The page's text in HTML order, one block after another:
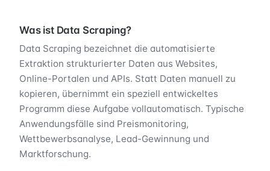
Was ist Data Scraping?
Data Scraping bezeichnet die automatisierte
Extraktion strukturierter Daten aus Websites,
Online-Portalen und APIs. Statt Daten manuell zu
kopieren, übernimmt ein speziell entwickeltes
Programm diese Aufgabe vollautomatisch. Typische
Anwendungsfälle sind Preismonitoring,
Wettbewerbsanalyse, Lead-Gewinnung und
Marktforschung.